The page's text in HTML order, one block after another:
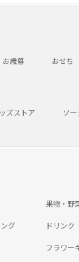
お歳暮 おせち
ズストア ソ
果物・野
グ ドリンク
フラワー